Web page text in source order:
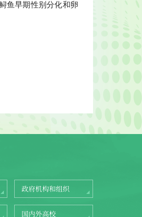
鱼早期性别分化和卵
政府机构和组织
国内外高校